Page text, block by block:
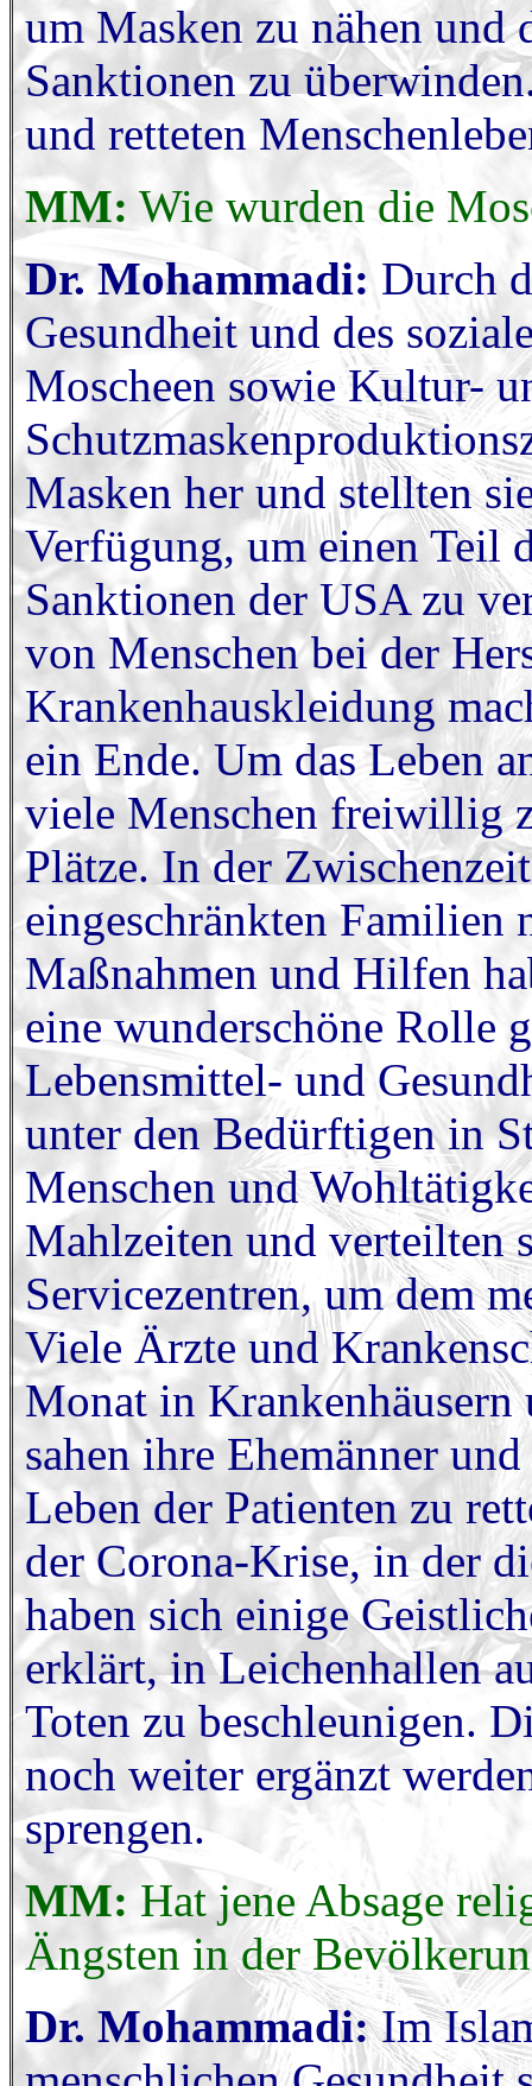
um Masken zu nähen und
Sanktionen zu
und retteten
MM: Wie wurden die
Dr. Mohammadi: Durch
Gesundheit und des
Moscheen sowie Kultur-
Masken her und stellten
Verfügung, um einen Teil
Sanktionen der USA zu
von Menschen bei der
Krankenhauskleidung
ein Ende. Um das Leben
viele Menschen freiwillig
Plätze. In der
eingeschränkten Familien
Maßnahmen und Hilfen
eine wunderschöne Rolle
Lebensmittel- und
unter den Bedürftigen in
Menschen und
Mahlzeiten und verteilten
Servicezentren, um dem
Viele Ärzte und
Monat in Krankenhäusern
sahen ihre Ehemänner
Leben der Patienten zu
der Corona-Krise, in der
haben sich einige
erklärt, in Leichenhallen
Toten zu beschleunigen.
noch weiter ergänzt
sprengen.
MM: Hat jene Absage
Ängsten in der
Dr. Mohammadi:Im